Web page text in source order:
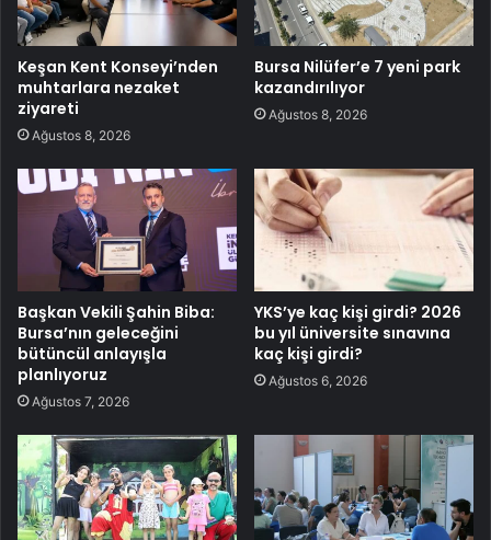
Keşan Kent Konseyi’nden
muhtarlara nezaket
ziyareti
Ağustos 8, 2026
Bursa Nilüfer’e 7 yeni park
kazandırılıyor
Ağustos 8, 2026
Başkan Vekili Şahin Biba:
Bursa’nın geleceğini
bütüncül anlayışla
planlıyoruz
Ağustos 7, 2026
YKS’ye kaç kişi girdi? 2026
bu yıl üniversite sınavına
kaç kişi girdi?
Ağustos 6, 2026